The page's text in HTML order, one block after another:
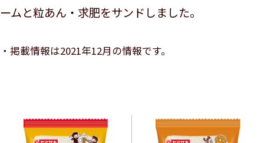
ームと粒あん・求肥をサンドしました。
掲載情報は2021年12月の情報です。